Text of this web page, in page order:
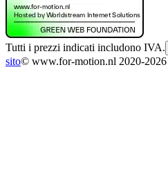
Tutti i prezzi indicati includono IVA.
sito© www.for-motion.nl 2020-2026